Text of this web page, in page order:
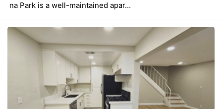
na Park is a well-maintained apar…